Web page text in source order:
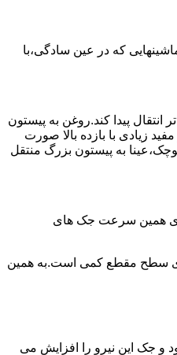
که در عین سادگی،با
پیدا کند.روغن به پیستون
زیادی با بازده بالا صورت
به پیستون بزرگ منتقل
همین سرعت جک های
سطح مقطع کمی است.به همین
و جک این نیرو را افزایش می